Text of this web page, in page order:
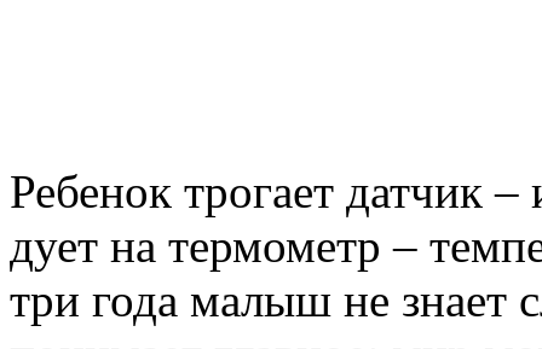
Ребенок трогает датчик
дует на термометр –
три года малыш не знает